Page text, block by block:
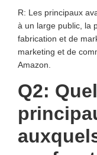
R: Les principaux
à un large public, la
fabrication et de
marketing et de
Amazon.
Q2: